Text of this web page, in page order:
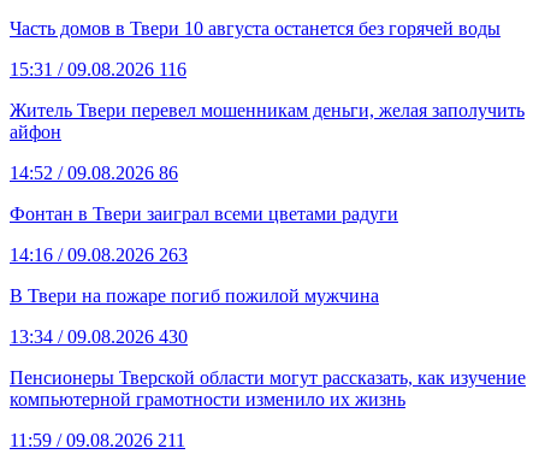
Часть домов в Твери 10 августа останется без горячей воды
15:31 / 09.08.2026 116
Житель Твери перевел мошенникам деньги, желая заполучить
айфон
14:52 / 09.08.2026 86
Фонтан в Твери заиграл всеми цветами радуги
14:16 / 09.08.2026 263
В Твери на пожаре погиб пожилой мужчина
13:34 / 09.08.2026 430
Пенсионеры Тверской области могут рассказать, как изучение
компьютерной грамотности изменило их жизнь
11:59 / 09.08.2026 211